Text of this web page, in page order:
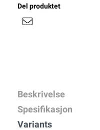
Del produktet
Beskrivelse
Spesifikasjon
Variants